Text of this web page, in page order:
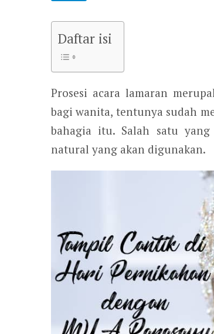
Daftar isi
Prosesi acara lamaran
bagi wanita, tentunya sudah
bahagia itu. Salah satu
natural yang akan digunakan.